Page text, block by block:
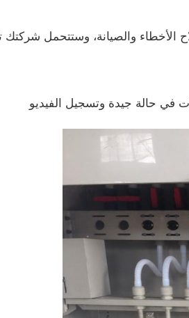
الأخطاء والصيانة، وستتحمل شركتك
في حالة جيدة وتسجيل الفيديو